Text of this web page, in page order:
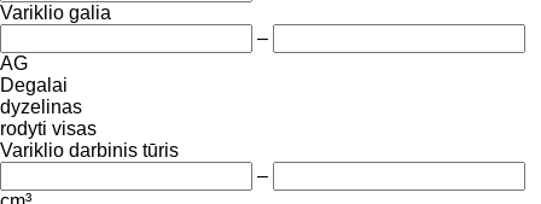
Variklio galia
–
AG
Degalai
dyzelinas
rodyti visas
Variklio darbinis tūris
–